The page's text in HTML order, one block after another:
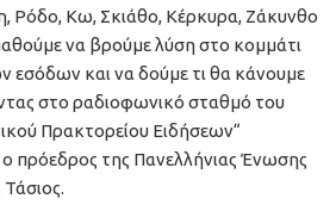
Ρόδο, Κω, Σκιάθο, Κέρκυρα, Ζάκυνθο
να βρούμε λύση στο κομμάτι
εσόδων και να δούμε τι θα κάνουμε
στο ραδιοφωνικό σταθμό του
Πρακτορείου Ειδήσεων“
ο πρόεδρος της Πανελλήνιας Ένωσης